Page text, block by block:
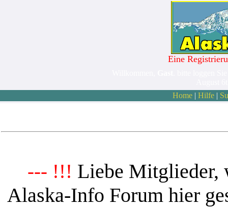
Eine
Home| Hilfe|
--- !!! Liebe Mitglieder,
Alaska-Info Forum hier